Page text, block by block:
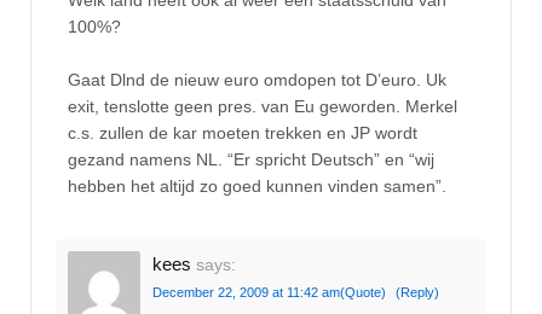
100%?
Gaat Dlnd de nieuw euro omdopen tot D’euro. Uk
exit, tenslotte geen pres. van Eu geworden. Merkel
c.s. zullen de kar moeten trekken en JP wordt
gezand namens NL. “Er spricht Deutsch” en “wij
hebben het altijd zo goed kunnen vinden samen”.
kees says:
December 22, 2009 at 11:42 am(Quote) (Reply)